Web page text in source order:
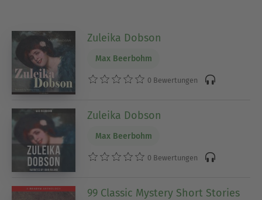
Zuleika Dobson
Max Beerbohm
0 Bewertungen
Zuleika Dobson
Max Beerbohm
0 Bewertungen
99 Classic Mystery Short Stories